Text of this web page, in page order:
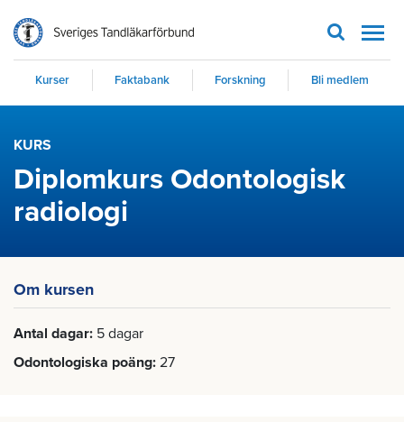
Kurser Faktabank Forskning Bli medlem
KURS
Diplomkurs Odontologisk
radiologi
Om kursen
Antal dagar 5 dagar
Odontologiska poäng 27